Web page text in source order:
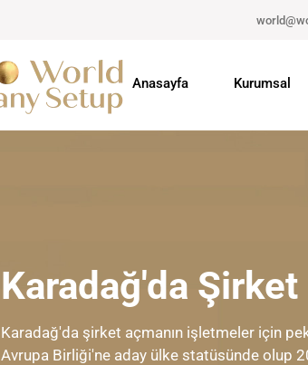
Anasayfa Kurumsal
Karadağ'da
Karadağ'da şirket açmanın işletmeler için
Avrupa Birliği'ne aday ülke statüsünde olup